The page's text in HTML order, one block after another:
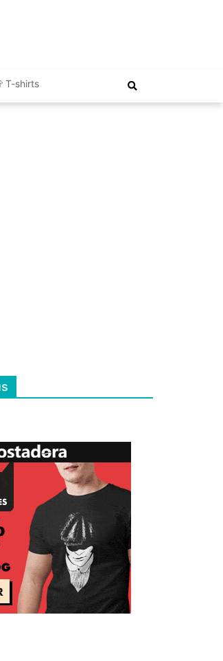
T-shirts